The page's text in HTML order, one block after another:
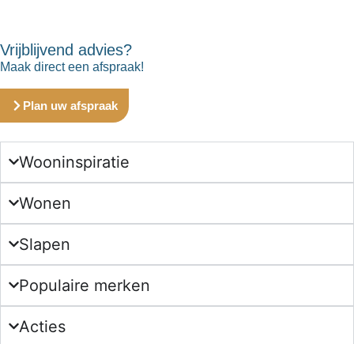
Vrijblijvend advies?
Maak direct een afspraak!
Plan uw afspraak
Wooninspiratie
Wonen
Slapen
Populaire merken
Acties